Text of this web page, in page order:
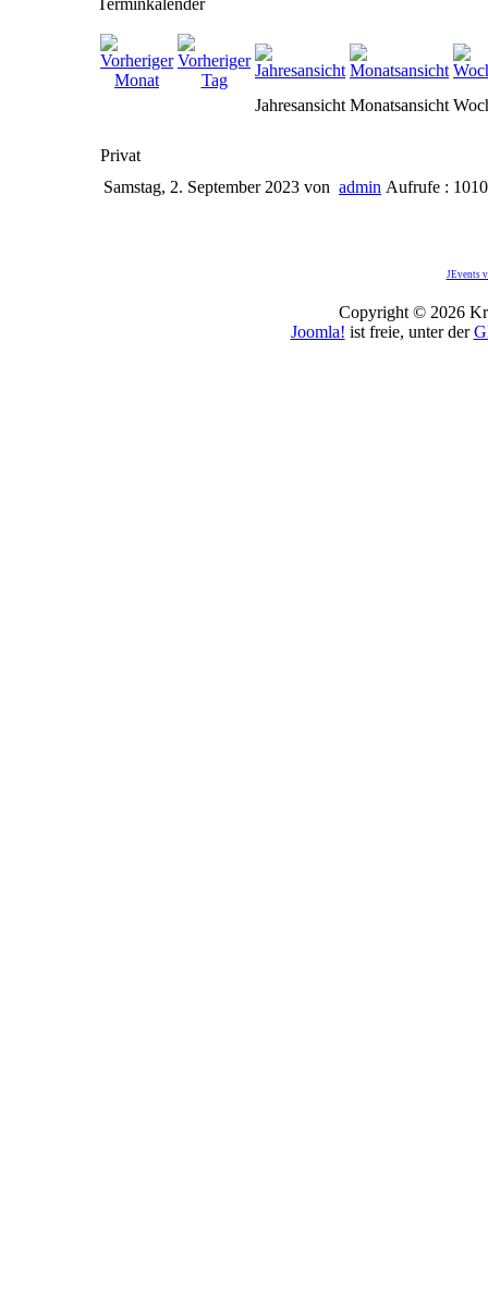
Terminkalender
Jahresansicht Monatsansicht
Privat
Samstag, 2. September 2023 von admin Aufrufe : 1010
JEvents
Copyright © 2026
Joomla! ist freie, unter der